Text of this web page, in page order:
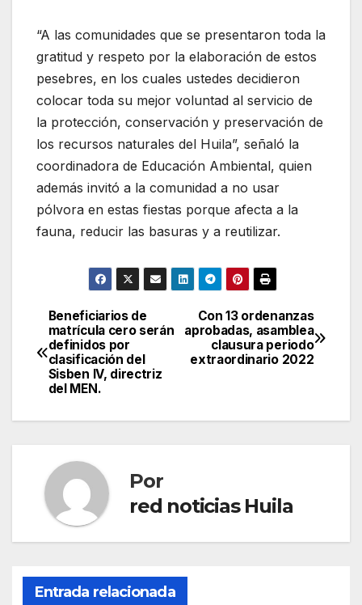
“A las comunidades que se presentaron toda la
gratitud y respeto por la elaboración de estos
pesebres, en los cuales ustedes decidieron
colocar toda su mejor voluntad al servicio de
la protección, conservación y preservación de
los recursos naturales del Huila”, señaló la
coordinadora de Educación Ambiental, quien
además invitó a la comunidad a no usar
pólvora en estas fiestas porque afecta a la
fauna, reducir las basuras y a reutilizar.
Navegación
de
entradas
Con 13 ordenanzas
aprobadas, asamblea
clausura periodo
extraordinario 2022
Beneficiarios de
matrícula cero serán
definidos por
clasificación del
Sisben IV, directriz
del MEN.
Por
red noticias Huila
Entrada relacionada